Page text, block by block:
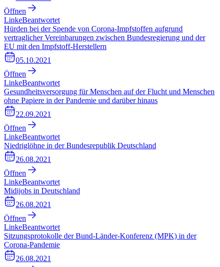
Öffnen
LinkeBeantwortet
Hürden bei der Spende von Corona-Impfstoffen aufgrund
vertraglicher Vereinbarungen zwischen Bundesregierung und der
EU mit den Impfstoff-Herstellern
05.10.2021
Öffnen
LinkeBeantwortet
Gesundheitsversorgung für Menschen auf der Flucht und Menschen
ohne Papiere in der Pandemie und darüber hinaus
22.09.2021
Öffnen
LinkeBeantwortet
Niedriglöhne in der Bundesrepublik Deutschland
26.08.2021
Öffnen
LinkeBeantwortet
Midijobs in Deutschland
26.08.2021
Öffnen
LinkeBeantwortet
Sitzungsprotokolle der Bund-Länder-Konferenz (MPK) in der
Corona-Pandemie
26.08.2021